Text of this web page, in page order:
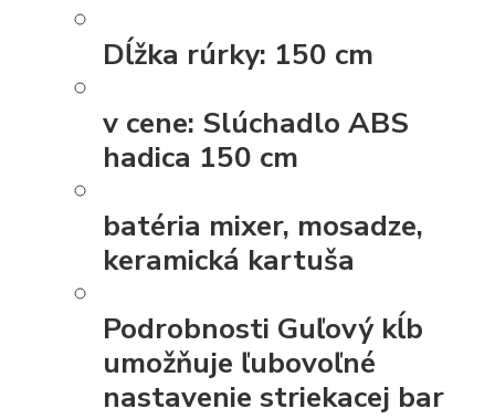
Dĺžka rúrky: 150 cm
v cene: Slúchadlo ABS
hadica 150 cm
batéria mixer, mosadze,
keramická kartuša
Podrobnosti Guľový kĺb
umožňuje ľubovoľné
nastavenie striekacej bar